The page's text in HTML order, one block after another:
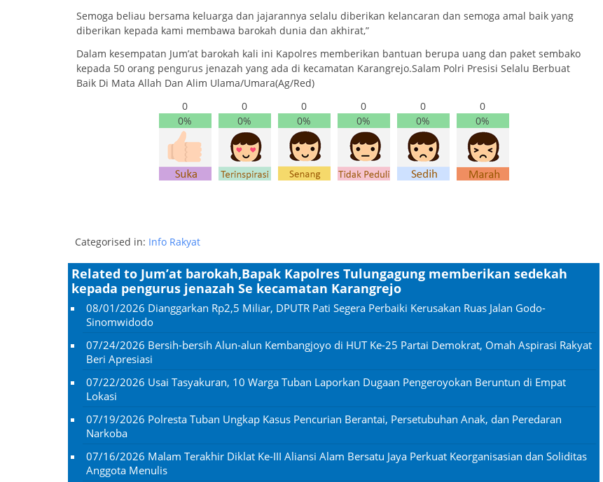
Semoga beliau bersama keluarga dan jajarannya selalu diberikan kelancaran dan semoga amal baik yang
diberikan kepada kami membawa barokah dunia dan akhirat,”
Dalam kesempatan Jum’at barokah kali ini Kapolres memberikan bantuan berupa uang dan paket sembako
kepada 50 orang pengurus jenazah yang ada di kecamatan Karangrejo.Salam Polri Presisi Selalu Berbuat
Baik Di Mata Allah Dan Alim Ulama/Umara(Ag/Red)
0
0%
0
0%
0
0%
0
0%
0
0%
0
0%
Categorised in: Info Rakyat
Related to Jum’at barokah,Bapak Kapolres Tulungagung memberikan sedekah
kepada pengurus jenazah Se kecamatan Karangrejo
08/01/2026 Dianggarkan Rp2,5 Miliar, DPUTR Pati Segera Perbaiki Kerusakan Ruas Jalan Godo-
Sinomwidodo
07/24/2026 Bersih-bersih Alun-alun Kembangjoyo di HUT Ke-25 Partai Demokrat, Omah Aspirasi Rakyat
Beri Apresiasi
07/22/2026 Usai Tasyakuran, 10 Warga Tuban Laporkan Dugaan Pengeroyokan Beruntun di Empat
Lokasi
07/19/2026 Polresta Tuban Ungkap Kasus Pencurian Berantai, Persetubuhan Anak, dan Peredaran
Narkoba
07/16/2026 Malam Terakhir Diklat Ke-III Aliansi Alam Bersatu Jaya Perkuat Keorganisasian dan Soliditas
Anggota Menulis